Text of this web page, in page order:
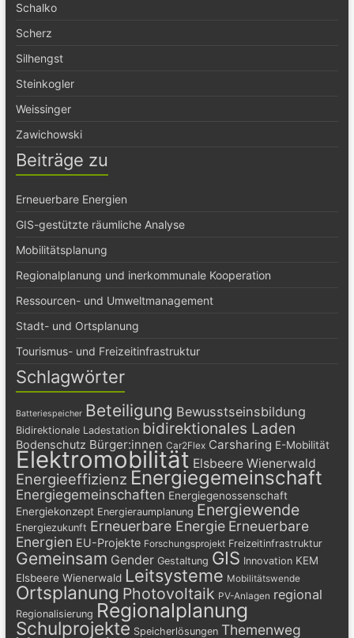
Schalko
Scherz
Silhengst
Steinkogler
Weissinger
Zawichowski
Beiträge zu
Erneuerbare Energien
GIS-gestützte räumliche Analyse
Mobilitätsplanung
Regionalplanung und inerkommunale Kooperation
Ressourcen- und Umweltmanagement
Stadt- und Ortsplanung
Tourismus- und Freizeitinfrastruktur
Schlagwörter
Batteriespeicher Beteiligung Bewusstseinsbildung
Bidirektionale Ladestation bidirektionales Laden
Bodenschutz Bürger:innen Car2Flex Carsharing E-Mobilität
Elektromobilität Elsbeere Wienerwald
Energieeffizienz Energiegemeinschaft
Energiegemeinschaften Energiegenossenschaft
Energiekonzept Energieraumplanung Energiewende
Energiezukunft Erneuerbare Energie Erneuerbare
Energien EU-Projekte Forschungsprojekt Freizeitinfrastruktur
Gemeinsam Gender Gestaltung GIS Innovation KEM
Elsbeere Wienerwald Leitsysteme Mobilitätswende
Ortsplanung Photovoltaik PV-Anlagen regional
Regionalisierung Regionalplanung
Schulprojekte Speicherlösungen Themenweg